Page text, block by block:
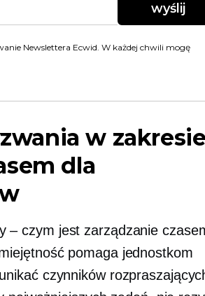
wyślij
Newslettera Ecwid. W każdej chwili mogę
w zakresie
dla
– czym jest zarządzanie
pomaga jednostkom
czynników